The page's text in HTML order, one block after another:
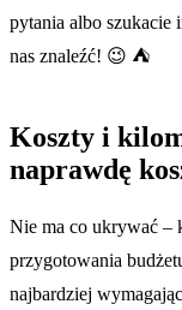
pytania albo szukacie
nas znaleźć! 😉 ⛺
Koszty i
naprawdę
Nie ma co ukrywać –
przygotowania
najbardziej